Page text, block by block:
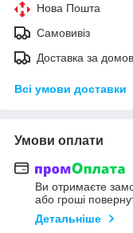
Нова Пошта
Самовивіз
Доставка за
Всі умови доставки
Умови оплати
Ви отримаєте
або гроші
Детальніше